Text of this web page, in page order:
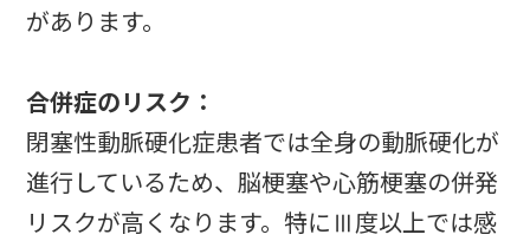
があります。
合併症のリスク：
閉塞性動脈硬化症患者では全身の動脈硬化が
進行しているため、脳梗塞や心筋梗塞の併発
リスクが高くなります。特にⅢ度以上では感